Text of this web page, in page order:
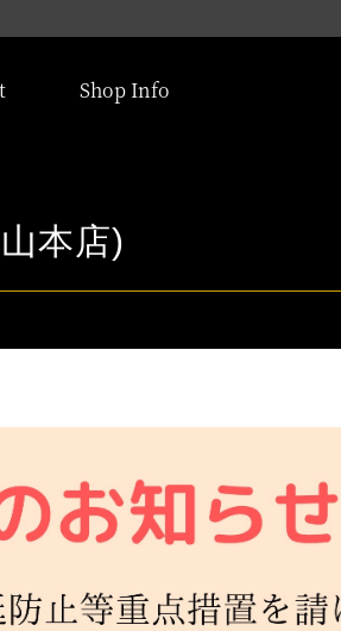
Shop Info
本店)